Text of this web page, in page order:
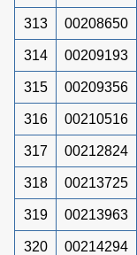
313 00208650
314 00209193
315 00209356
316 00210516
317 00212824
318 00213725
319 00213963
320 00214294